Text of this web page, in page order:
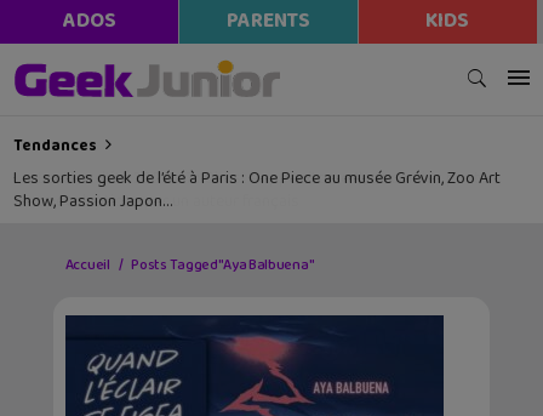
ADOS PARENTS KIDS
Tendances
Les sorties geek de l’été à Paris : One Piece au musée Grévin, Zoo Art
Show, Passion Japon…
Accueil Posts Tagged "Aya Balbuena"